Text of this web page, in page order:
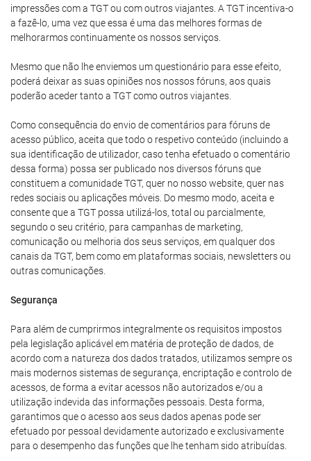
impressões com a TGT ou com outros viajantes. A TGT incentiva-o
a fazê-lo, uma vez que essa é uma das melhores formas de
melhorarmos continuamente os nossos serviços.
Mesmo que não lhe enviemos um questionário para esse efeito,
poderá deixar as suas opiniões nos nossos fóruns, aos quais
poderão aceder tanto a TGT como outros viajantes.
Como consequência do envio de comentários para fóruns de
acesso público, aceita que todo o respetivo conteúdo (incluindo a
sua identificação de utilizador, caso tenha efetuado o comentário
dessa forma) possa ser publicado nos diversos fóruns que
constituem a comunidade TGT, quer no nosso website, quer nas
redes sociais ou aplicações móveis. Do mesmo modo, aceita e
consente que a TGT possa utilizá-los, total ou parcialmente,
segundo o seu critério, para campanhas de marketing,
comunicação ou melhoria dos seus serviços, em qualquer dos
canais da TGT, bem como em plataformas sociais, newsletters ou
outras comunicações.
Segurança
Para além de cumprirmos integralmente os requisitos impostos
pela legislação aplicável em matéria de proteção de dados, de
acordo com a natureza dos dados tratados, utilizamos sempre os
mais modernos sistemas de segurança, encriptação e controlo de
acessos, de forma a evitar acessos não autorizados e/ou a
utilização indevida das informações pessoais. Desta forma,
garantimos que o acesso aos seus dados apenas pode ser
efetuado por pessoal devidamente autorizado e exclusivamente
para o desempenho das funções que lhe tenham sido atribuídas.